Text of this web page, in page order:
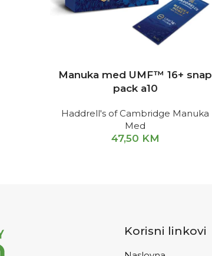
Manuka med UMF™ 16+ snap
pack a10
Haddrell's of Cambridge Manuka
Med
47,50 KM
Korisni linkovi